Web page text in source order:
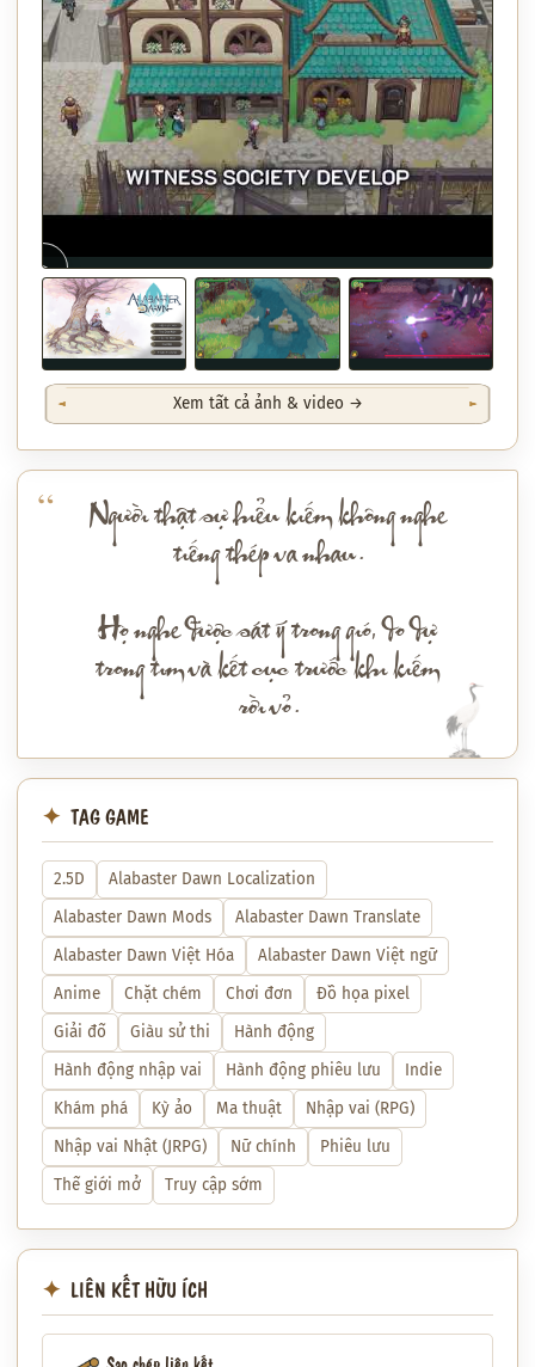
▶
Xem tất cả ảnh & video →
Người thật sự hiểu kiếm không nghe
tiếng thép va nhau.
Họ nghe được sát ý trong gió, do dự
trong tim và kết cục trước khi kiếm
rời vỏ.
TAG GAME
2.5D
Alabaster Dawn Localization
Alabaster Dawn Mods
Alabaster Dawn Translate
Alabaster Dawn Việt Hóa
Alabaster Dawn Việt ngữ
Anime
Chặt chém Chơi đơn
Đồ họa pixel
Giải đố
Giàu sử thi
Hành động
Hành động nhập vai
Hành động phiêu lưu
Indie
Khám phá
Kỳ ảo Ma thuật
Nhập vai (RPG)
Nhập vai Nhật (JRPG)
Nữ chính
Phiêu lưu
Thế giới mở
Truy cập sớm
LIÊN KẾT HỮU ÍCH